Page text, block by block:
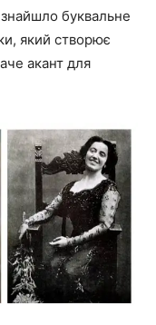
буквальне
який створює
акант для